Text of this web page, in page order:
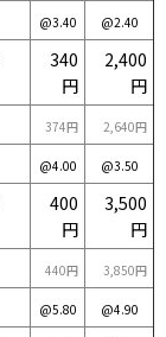
@3.40 @2.40
340
円
2,400
円
374円 2,640円
@4.00 @3.50
400
円
3,500
円
440円 3,850円
@5.80 @4.90